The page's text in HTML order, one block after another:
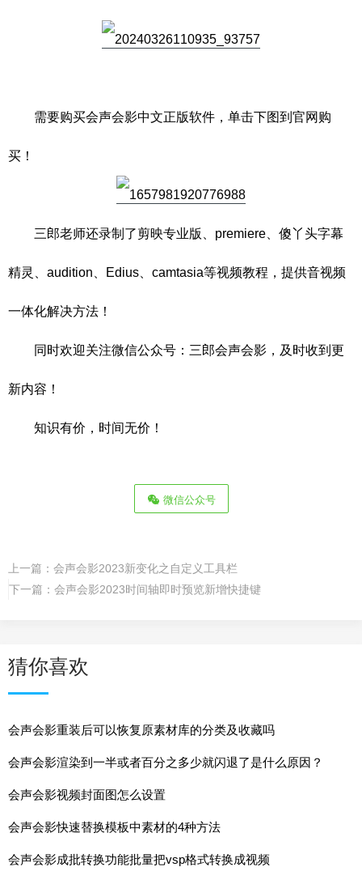
需要购买会声会影中文正版软件，单击下图到官网购
买！
三郎老师还录制了剪映专业版、premiere、傻丫头字幕
精灵、audition、Edius、camtasia等视频教程，提供音视频
一体化解决方法！
同时欢迎关注微信公众号：三郎会声会影，及时收到更
新内容！
知识有价，时间无价！
微信公众号
上一篇： 会声会影2023新变化之自定义工具栏
下一篇： 会声会影2023时间轴即时预览新增快捷键
猜你喜欢
会声会影重装后可以恢复原素材库的分类及收藏吗
会声会影渲染到一半或者百分之多少就闪退了是什么原因？
会声会影视频封面图怎么设置
会声会影快速替换模板中素材的4种方法
会声会影成批转换功能批量把vsp格式转换成视频